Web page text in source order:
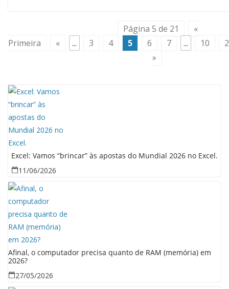
Página 5 de 21
«
Primeira
« ... 3 4 5 6 7 ... 10
»
Excel: Vamos “brincar” às apostas do Mundial 2026 no Excel.
11/06/2026
Afinal, o computador precisa quanto de RAM (memória) em
2026?
27/05/2026